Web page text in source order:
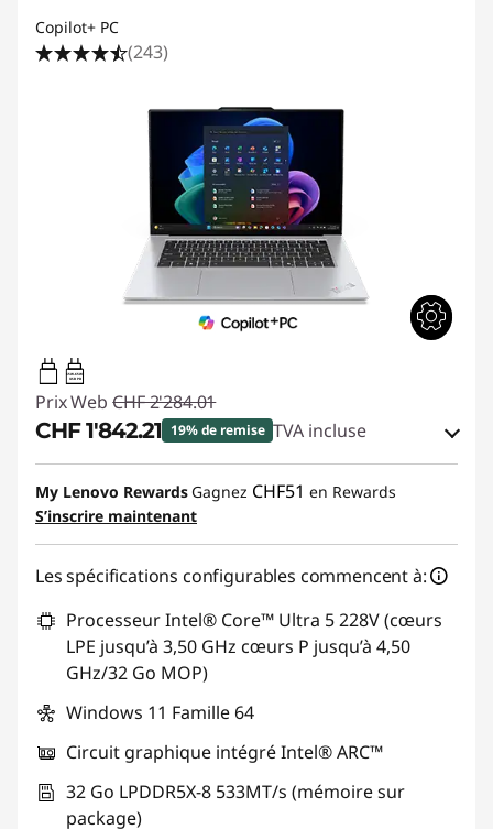
Copilot+ PC
(243)
65W-65W
USB PD
Prix Web CHF 2'284.01
CHF 1'842.21 19% de remise TVA incluse
Bons de réduction en ligne :-CHF 441.80
Code de réduction :
My Lenovo Rewards Gagnez CHF51 en Rewards
S’inscrire maintenant
Les spécifications configurables commencent à:
Processeur Intel® Core™ Ultra 5 228V (cœurs
LPE jusqu’à 3,50 GHz cœurs P jusqu’à 4,50
GHz/32 Go MOP)
Windows 11 Famille 64
Circuit graphique intégré Intel® ARC™
32 Go LPDDR5X-8 533MT/s (mémoire sur
package)